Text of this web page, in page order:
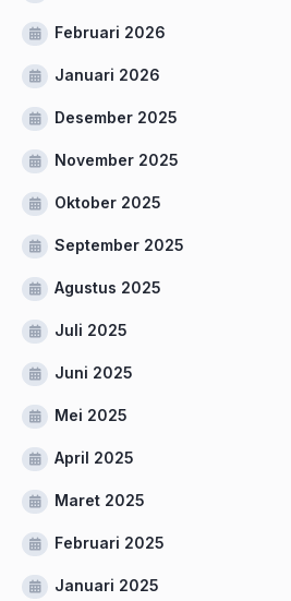
Februari 2026
Januari 2026
Desember 2025
November 2025
Oktober 2025
September 2025
Agustus 2025
Juli 2025
Juni 2025
Mei 2025
April 2025
Maret 2025
Februari 2025
Januari 2025